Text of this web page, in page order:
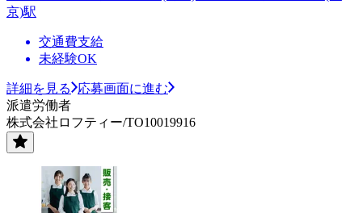
京)駅
交通費支給
未経験OK
詳細を見る
応募画面に進む
派遣労働者
株式会社ロフティー/TO10019916